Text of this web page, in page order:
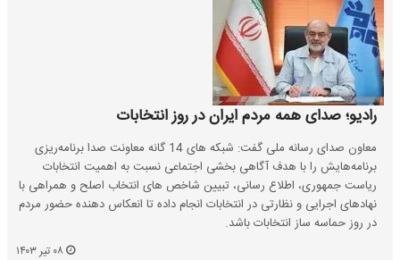
رادیو؛ صدای همه مردم ایران در روز انتخابات
معاون صدای رسانه ملی گفت: شبکه های 14 گانه معاونت صدا برنامه‌ریزی
برنامه‌هایش را با هدف آگاهی بخشی اجتماعی نسبت به اهمیت انتخابات
ریاست جمهوری، اطلاع رسانی، تبیین شاخص های انتخاب اصلح و همراهی با
نهادهای اجرایی و نظارتی در انتخابات انجام داده تا انعکاس دهنده حضور مردم
در روز حماسه ساز انتخابات باشد.